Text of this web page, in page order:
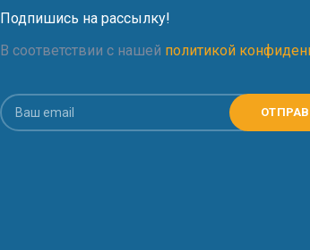
Подпишись на рассылку!
В соответствии с нашей политикой